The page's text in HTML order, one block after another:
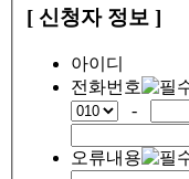
[ 신청자 정보 ]
아이디
전화번호
-
오류내용